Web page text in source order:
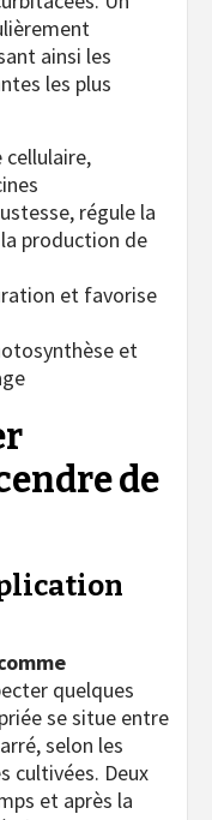
ainsi les
les plus
régule la
production de
et favorise
et
de
quelques
se situe entre
selon les
cultivées. Deux
et après la